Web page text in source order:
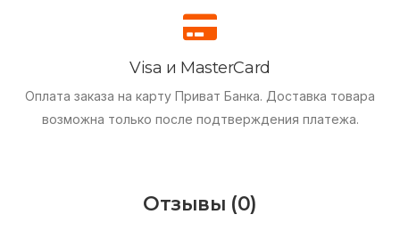
Visa и MasterCard
Оплата заказа на карту Приват Банка. Доставка товара
возможна только после подтверждения платежа.
Отзывы (0)